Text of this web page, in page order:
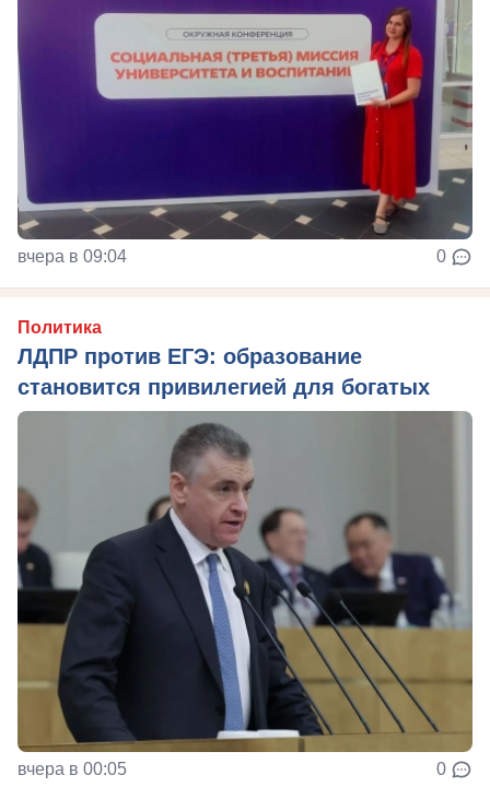
вчера в 09:04 0
Политика
ЛДПР против ЕГЭ: образование
становится привилегией для богатых
вчера в 00:05 0